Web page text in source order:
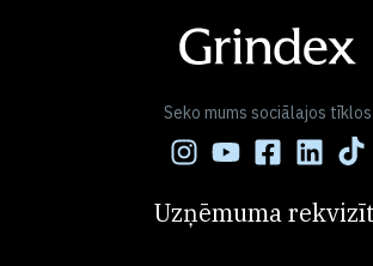
Seko mums sociālajos tīklos
Uzņēmuma